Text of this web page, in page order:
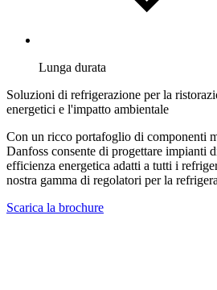
Lunga durata
Soluzioni di refrigerazione per la
energetici e l'impatto ambientale
Con un ricco portafoglio di componenti
Danfoss consente di progettare impianti
efficienza energetica adatti a tutti i
nostra gamma di regolatori per la
Scarica la brochure